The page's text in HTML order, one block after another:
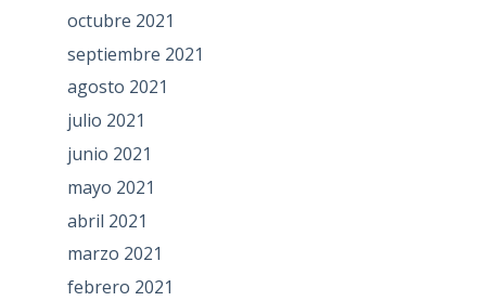
octubre 2021
septiembre 2021
agosto 2021
julio 2021
junio 2021
mayo 2021
abril 2021
marzo 2021
febrero 2021